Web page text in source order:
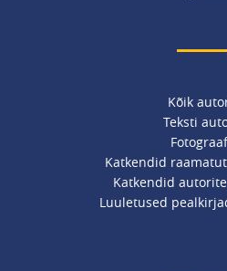
Kõik
Teksti
Katkendid
Katkendid
Luuletused